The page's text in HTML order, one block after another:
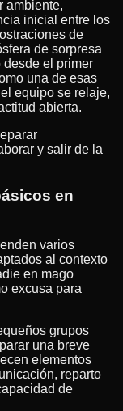
ambiente,
inicial entre los
de
de sorpresa
desde el primer
una de esas
equipo se relaje,
abierta.
y salir de la
en
varios
al contexto
en mago
excusa para
grupos
una breve
elementos
reparto
de